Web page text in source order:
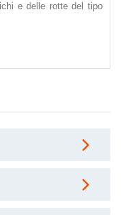
e delle rotte del tipo